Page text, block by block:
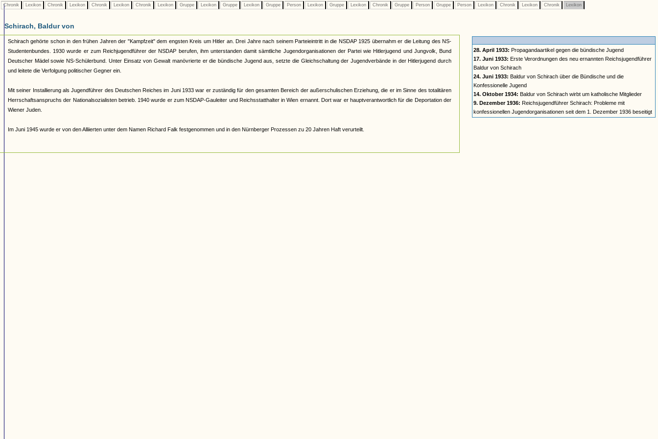
Chronik Lexikon Chronik Lexikon Chronik Lexikon Chronik Lexikon Gruppe Lexikon Gruppe Lexikon Gruppe Person Lexikon Gruppe Lexikon Chronik Gruppe Person Gruppe Person Lexikon Chronik Lexikon Chronik Lexikon
Schirach, Baldur von
Schirach gehörte schon in den frühen Jahren der "Kampfzeit" dem engsten Kreis um Hitler an. Drei Jahre nach seinem Parteieintritt in die NSDAP 1925 übernahm er die Leitung des NS-
Studentenbundes. 1930 wurde er zum Reichjugendführer der NSDAP berufen, ihm unterstanden damit sämtliche Jugendorganisationen der Partei wie Hitlerjugend und Jungvolk, Bund
Deutscher Mädel sowie NS-Schülerbund. Unter Einsatz von Gewalt manövrierte er die bündische Jugend aus, setzte die Gleichschaltung der Jugendverbände in der Hitlerjugend durch
und leitete die Verfolgung politischer Gegner ein.
Mit seiner Installierung als Jugendführer des Deutschen Reiches im Juni 1933 war er zuständig für den gesamten Bereich der außerschulischen Erziehung, die er im Sinne des totalitären
Herrschaftsanspruchs der Nationalsozialisten betrieb. 1940 wurde er zum NSDAP-Gauleiter und Reichsstatthalter in Wien ernannt. Dort war er hauptverantwortlich für die Deportation der
Wiener Juden.
Im Juni 1945 wurde er von den Alliierten unter dem Namen Richard Falk festgenommen und in den Nürnberger Prozessen zu 20 Jahren Haft verurteilt.
28. April 1933: Propagandaartikel gegen die bündische Jugend
17. Juni 1933: Erste Verordnungen des neu ernannten Reichsjugendführer
Baldur von Schirach
24. Juni 1933: Baldur von Schirach über die Bündische und die
Konfessionelle Jugend
14. Oktober 1934: Baldur von Schirach wirbt um katholische Mitglieder
9. Dezember 1936: Reichsjugendführer Schirach: Probleme mit
konfessionellen Jugendorganisationen seit dem 1. Dezember 1936 beseitigt